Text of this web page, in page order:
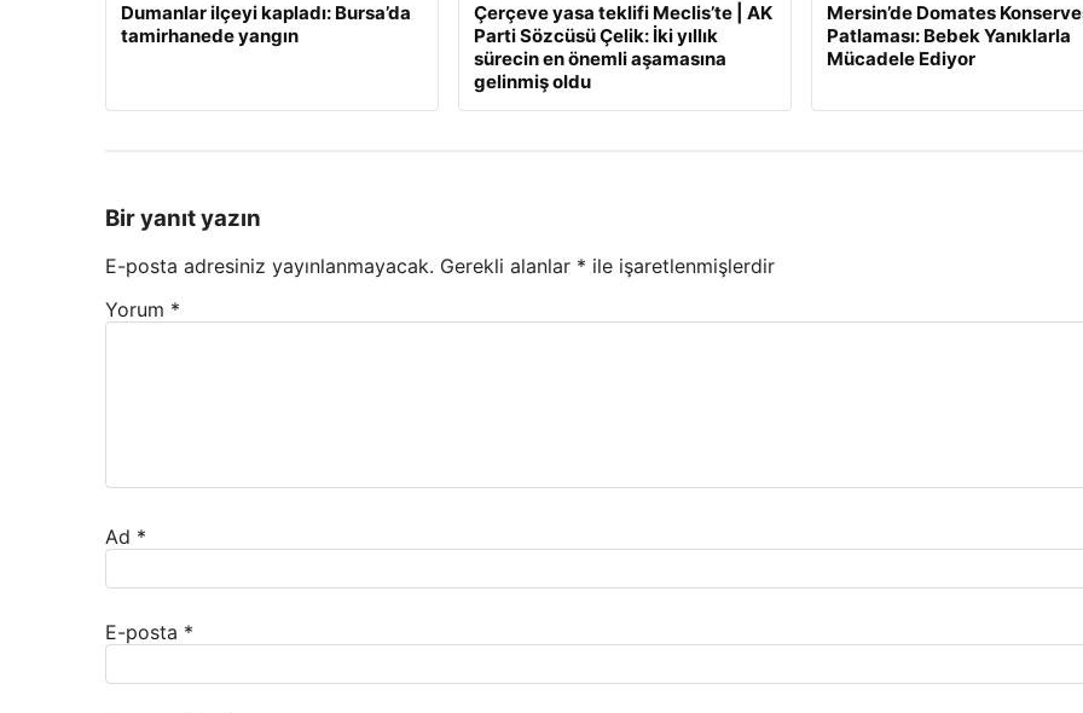
Dumanlar ilçeyi kapladı: Bursa’da
tamirhanede yangın
Çerçeve yasa teklifi Meclis’te | AK
Parti Sözcüsü Çelik: İki yıllık
sürecin en önemli aşamasına
gelinmiş oldu
Mersin’de Domates
Patlaması: Bebek Yanıklarla
Mücadele Ediyor
Bir yanıt yazın
E-posta adresiniz yayınlanmayacak. Gerekli alanlar * ile işaretlenmişlerdir
Yorum *
Ad *
E-posta *